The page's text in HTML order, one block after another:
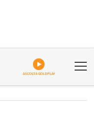
ASCOLTA GOLDPLAY